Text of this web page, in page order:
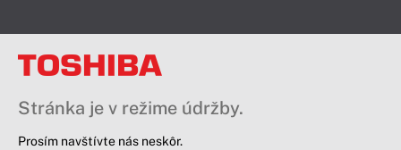
Stránka je v režime údržby.
Prosím navštívte nás neskôr.